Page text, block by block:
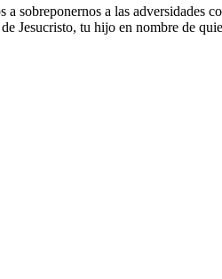
sobreponernos a las adversidades
Jesucristo, tu hijo en nombre de